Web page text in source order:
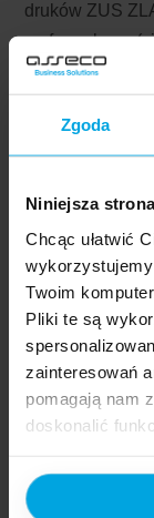
Zgoda
Niniejsza
Chcąc ułatwić
Twoim
Pliki te są
zainteresowań
pomagają nam
doskonalić
Część z plików
serwisu i jego
druków ZUS
na formularzu
będą
o niezdolności
ich drukowana
Bez
nie
12 marca 2019 5
Ministerstwo
do ustawy o
września 2017
projekt znajduje